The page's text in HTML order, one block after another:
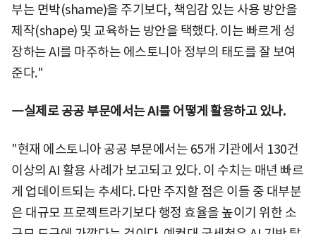
부는 면박(shame)을 주기보다, 책임감 있는 사용 방안을
제작(shape) 및 교육하는 방안을 택했다. 이는 빠르게 성
장하는 AI를 마주하는 에스토니아 정부의 태도를 잘 보여
준다."
―실제로 공공 부문에서는 AI를 어떻게 활용하고 있나.
"현재 에스토니아 공공 부문에서는 65개 기관에서 130건
이상의 AI 활용 사례가 보고되고 있다. 이 수치는 매년 빠르
게 업데이트되는 추세다. 다만 주지할 점은 이들 중 대부분
은 대규모 프로젝트라기보다 행정 효율을 높이기 위한 소